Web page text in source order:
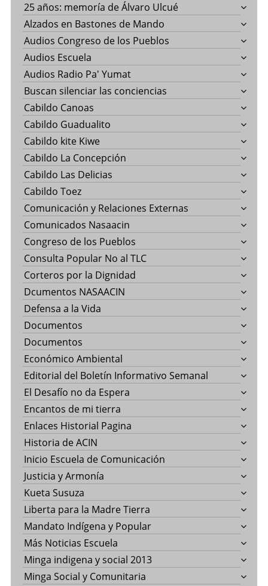
25 años: memoría de Álvaro Ulcué
Alzados en Bastones de Mando
Audios Congreso de los Pueblos
Audios Escuela
Audios Radio Pa' Yumat
Buscan silenciar las conciencias
Cabildo Canoas
Cabildo Guadualito
Cabildo kite Kiwe
Cabildo La Concepción
Cabildo Las Delicias
Cabildo Toez
Comunicación y Relaciones Externas
Comunicados Nasaacin
Congreso de los Pueblos
Consulta Popular No al TLC
Corteros por la Dignidad
Dcumentos NASAACIN
Defensa a la Vida
Documentos
Documentos
Económico Ambiental
Editorial del Boletín Informativo Semanal
El Desafío no da Espera
Encantos de mi tierra
Enlaces Historial Pagina
Historia de ACIN
Inicio Escuela de Comunicación
Justicia y Armonía
Kueta Susuza
Liberta para la Madre Tierra
Mandato Indígena y Popular
Más Noticias Escuela
Minga indigena y social 2013
Minga Social y Comunitaria